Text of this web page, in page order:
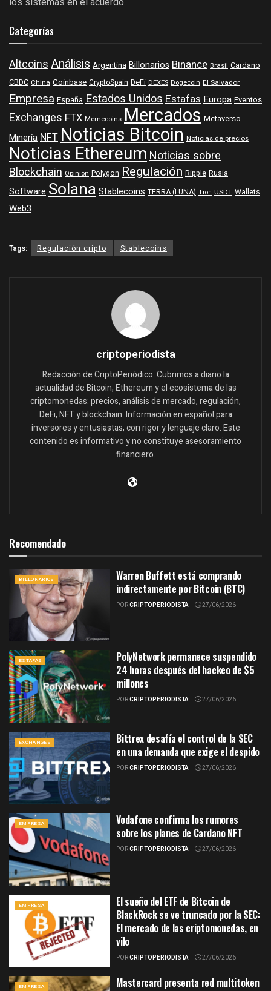
Categorías
Altcoins Análisis Argentina Billonarios Binance Brasil Cardano
CBDC China Coinbase CryptoSpain DeFi DEXES Dogecoin El Salvador
Empresa España Estados Unidos Estafas Europa Eventos
Exchanges FTX Memecoins Mercados Metaverso
Minería NFTNoticias Bitcoin Noticias de precios
Noticias EthereumNoticias sobre
Blockchain Opinión Polygon Regulación Ripple Rusia
Software Solana Stablecoins TERRA (LUNA) Tron USDT Wallets
Web3
Tags: Regulación cripto Stablecoins
criptoperiodista
Redacción de CriptoPeriódico. Cubrimos a diario la
actualidad de Bitcoin, Ethereum y el ecosistema de las
criptomonedas: precios, análisis de mercado, regulación,
DeFi, NFT y blockchain. Información en español para
inversores y entusiastas, con rigor y lenguaje claro. Este
contenido es informativo y no constituye asesoramiento
financiero.
Recomendado
BILLONARIOS
Warren Buffett está comprando
indirectamente por Bitcoin (BTC)
PORCRIPTOPERIODISTA 27/06/2026
ESTAFAS
PolyNetwork permanece suspendido
24 horas después del hackeo de $5
millones
PORCRIPTOPERIODISTA 27/06/2026
EXCHANGES
Bittrex desafía el control de la SEC
en una demanda que exige el despido
PORCRIPTOPERIODISTA 27/06/2026
EMPRESA
Vodafone confirma los rumores
sobre los planes de Cardano NFT
PORCRIPTOPERIODISTA 27/06/2026
EMPRESA
El sueño del ETF de Bitcoin de
BlackRock se ve truncado por la SEC:
El mercado de las criptomonedas, en
vilo
PORCRIPTOPERIODISTA 27/06/2026
EMPRESA Mastercard presenta red multitoken